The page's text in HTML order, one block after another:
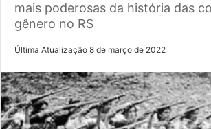
mais poderosas da história das
gênero no RS
Última Atualização 8 de março de 2022